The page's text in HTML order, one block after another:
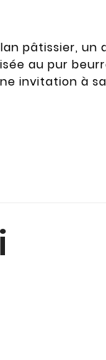
pâtissier, un
au pur
invitation à